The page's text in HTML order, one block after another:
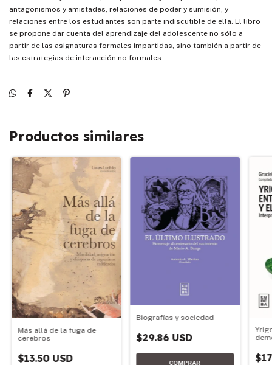
antagonismos y amistades, relaciones de poder y sumisión, y
relaciones entre los estudiantes son parte indiscutible de ella. El libro
se propone dar cuenta del aprendizaje del adolescente no sólo a
partir de las asignaturas formales impartidas, sino también a partir de
las estrategias de interacción no formales.
Productos similares
Más allá de la fuga de
cerebros
$13.50 USD
Biografías y sociedad
$29.86 USD